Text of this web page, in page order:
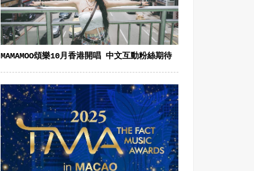
MAMAMOO頌樂10月香港開唱 中文互動粉絲期待